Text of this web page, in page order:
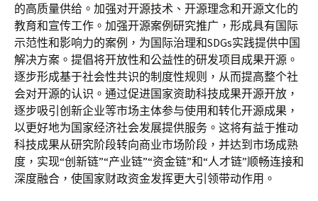
的高质量供给。加强对开源技术、开源理念和开源文化的
教育和宣传工作。加强开源案例研究推广，形成具有国际
示范性和影响力的案例，为国际治理和SDGs实践提供中国
解决方案。提倡将开放性和公益性的研发项目成果开源。
逐步形成基于社会性共识的制度性规则，从而提高整个社
会对开源的认识。通过促进国家资助科技成果开源开放，
逐步吸引创新企业等市场主体参与使用和转化开源成果，
以更好地为国家经济社会发展提供服务。这将有益于推动
科技成果从研究阶段转向商业市场阶段，并达到市场成熟
度，实现“创新链”“产业链”“资金链”和“人才链”顺畅连接和
深度融合，使国家财政资金发挥更大引领带动作用。